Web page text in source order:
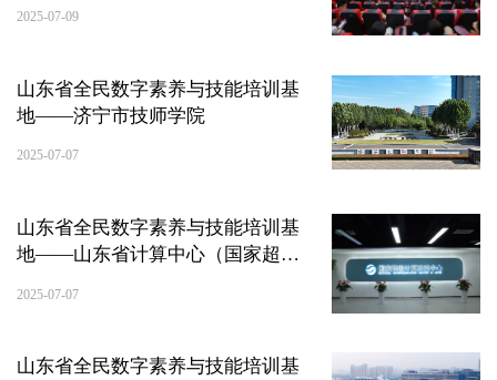
2025-07-09
山东省全民数字素养与技能培训基
地——济宁市技师学院
2025-07-07
山东省全民数字素养与技能培训基
地——山东省计算中心（国家超级
2025-07-07
山东省全民数字素养与技能培训基